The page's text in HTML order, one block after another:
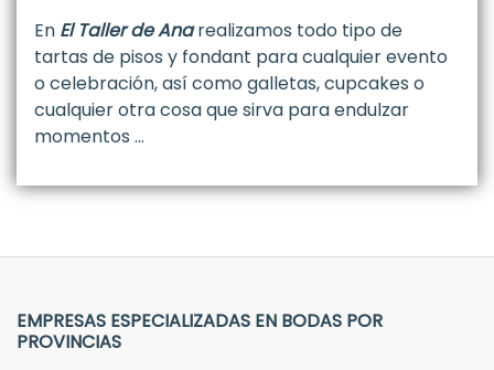
En El Taller de Anarealizamos todo tipo de
tartas de pisos y fondant para cualquier evento
o celebración, así como galletas, cupcakes o
cualquier otra cosa que sirva para endulzar
momentos …
EMPRESAS ESPECIALIZADAS EN BODAS POR
PROVINCIAS